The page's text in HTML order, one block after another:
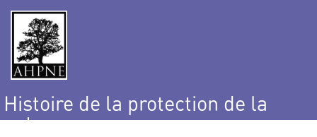
Histoire de la protection de la
nature